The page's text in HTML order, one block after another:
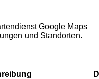
Google Maps
und Standorten.